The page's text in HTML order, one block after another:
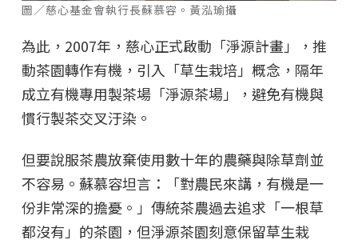
圖／慈心基金會執行長蘇慕容。黃泓瑜攝
為此，2007年，慈心正式啟動「淨源計畫」，推
動茶園轉作有機，引入「草生栽培」概念，隔年
成立有機專用製茶場「淨源茶場」，避免有機與
慣行製茶交叉汙染。
但要說服茶農放棄使用數十年的農藥與除草劑並
不容易。蘇慕容坦言：「對農民來講，有機是一
份非常深的擔憂。」傳統茶農過去追求「一根草
都沒有」的茶園，但淨源茶園刻意保留草生栽